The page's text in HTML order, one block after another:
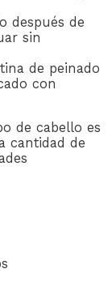
después de
sin
de peinado
con
de cabello es
cantidad de